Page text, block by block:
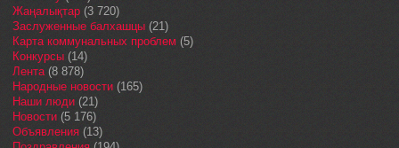
Жаңалықтар (3 720)
Заслуженные балхашцы (21)
Карта коммунальных проблем (5)
Конкурсы (14)
Лента(8 878)
Народные новости (165)
Наши люди (21)
Новости (5 176)
Объявления (13)